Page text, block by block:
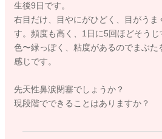
生後9日です。
右目だけ、目やにがひどく、目がうま
す。頻度も高く、1日に5回ほどそう
色〜緑っぽく、粘度があるのでまぶた
感じです。
先天性鼻涙閉塞でしょうか？
現段階でできることはありますか？